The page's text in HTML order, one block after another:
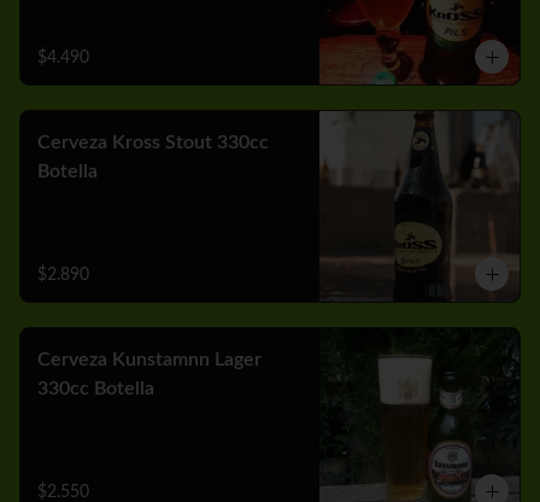
$4.490
Cerveza Kross Stout 330cc
Botella
$2.890
Cerveza Kunstamnn Lager
330cc Botella
$2.550